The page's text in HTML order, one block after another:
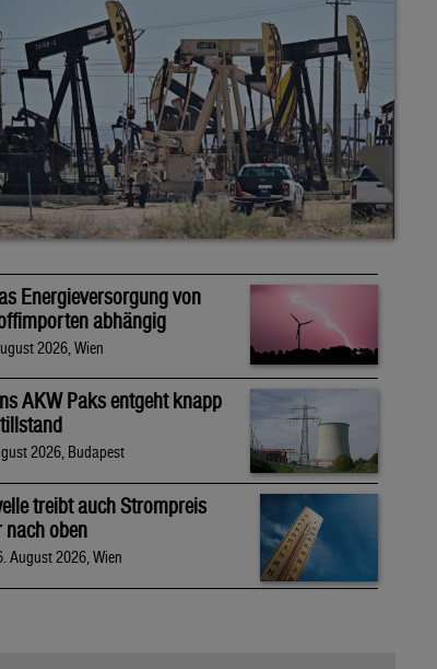
Energieversorgung von
abhängig
2026, Wien
AKW Paks entgeht knapp
2026, Budapest
treibt auch Strompreis
nach oben
August 2026, Wien